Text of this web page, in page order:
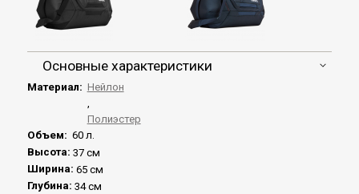
Основные характеристики
Материал: Нейлон
,
Полиэстер
Объем: 60 л.
Высота: 37 см
Ширина: 65 см
Глубина: 34 см